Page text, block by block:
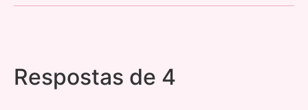
Respostas de 4